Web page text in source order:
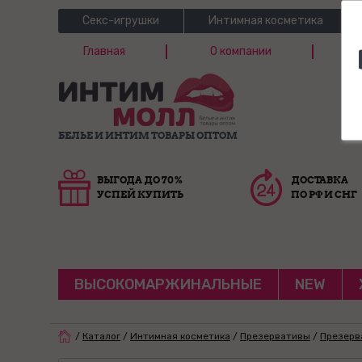
Секс-игрушки Интимная косметика
Главная О компании
БЕЛЬЕ И ИНТИМ ТОВАРЫ ОПТОМ
ВЫГОДА ДО 70%
УСПЕЙ КУПИТЬ
ДОСТАВКА
ПО РФ И СНГ
ВЫСОКОМАРЖИНАЛЬНЫЕ NEW
/ Каталог / Интимная косметика / Презервативы /